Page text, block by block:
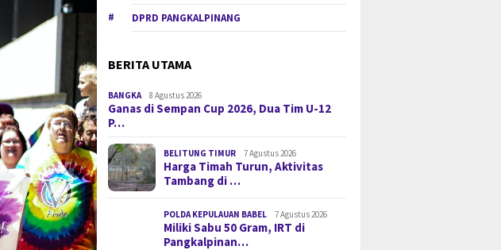
DPRD PANGKALPINANG
BERITA UTAMA
BANGKA 8 Agustus 2026
Ganas di Sempan Cup 2026, Dua Tim U-12
P…
BELITUNG TIMUR 7 Agustus 2026
Harga Timah Turun, Aktivitas
Tambang di …
POLDA KEPULAUAN BABEL 7 Agustus 2026
Miliki Sabu 50 Gram, IRT di
Pangkalpinan…